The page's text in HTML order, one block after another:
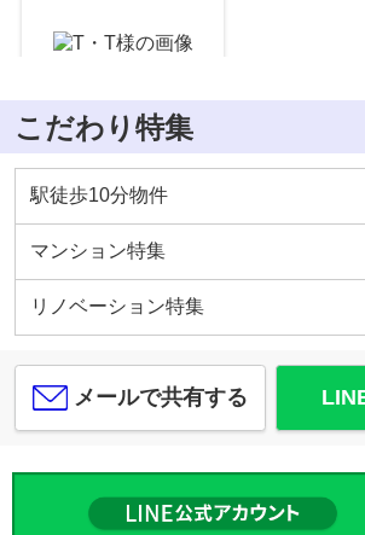
約637m／8分
約290m／4分
川口動物病院
3,550万 / 1LDK
沖宗武蔵
株式会社オブライエン
こだわり特集
駅徒歩10分物件
マンション特集
リノベーション特集
メールで共有する